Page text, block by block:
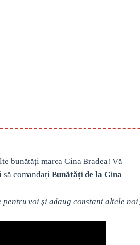
bunătăți marca Gina Bradea! Vă
să comandați Bunătăți de la Gina
pentru voi și adaug constant altele noi,